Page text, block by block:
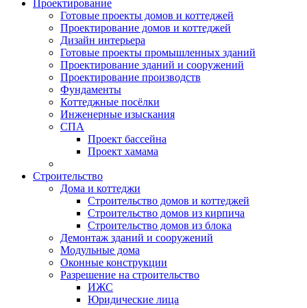
Проектирование
Готовые проекты домов и коттеджей
Проектирование домов и коттеджей
Дизайн интерьера
Готовые проекты промышленных зданий
Проектирование зданий и сооружений
Проектирование производств
Фундаменты
Коттеджные посёлки
Инженерные изыскания
СПА
Проект бассейна
Проект хамама
Строительство
Дома и коттеджи
Строительство домов и коттеджей
Строительство домов из кирпича
Строительство домов из блока
Демонтаж зданий и сооружений
Модульные дома
Оконные конструкции
Разрешение на строительство
ИЖС
Юридические лица